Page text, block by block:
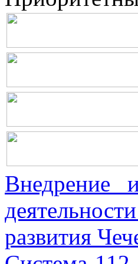
Внедрение
развития